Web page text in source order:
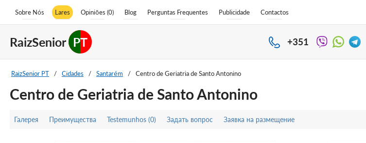
Sobre Nós Lares Opiniões (0) Blog Perguntas Frequentes Publicidade Contactos
RaizSenior PT +351
RaizSenior PT / Cidades / Santarém / Centro de Geriatria de Santo Antonino
Centro de Geriatria de Santo Antonino
Галерея Преимущества Testemunhos (0) Задать вопрос Заявка на размещение